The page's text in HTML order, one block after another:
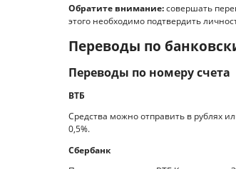
Обратите внимание:совершать
этого необходимо подтвердить
Переводы по
Переводы по номеру счета
ВТБ
Средства можно отправить в рублях
0,5%.
Сбербанк